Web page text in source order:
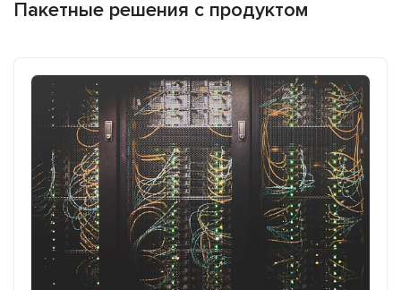
Пакетные решения с продуктом